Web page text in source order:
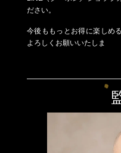
ださい。
今後ももっとお得に楽しめ
よろしくお願いいたしま